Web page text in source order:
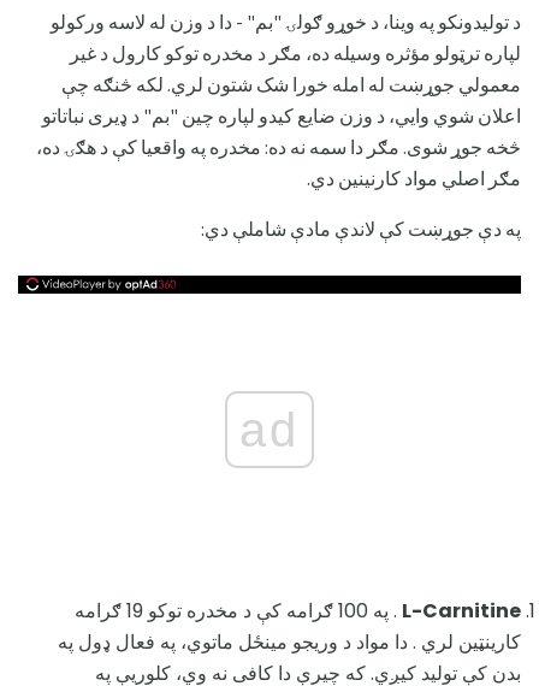
د تولیدونکو په وینا، د خوړو ګولۍ "بم" - دا د وزن له لاسه ورکولو
لپاره ترټولو مؤثره وسیله ده، مګر د مخدره توکو کارول د غیر
معمولي جوړښت له امله خورا شک شتون لري. لکه څنګه چې
اعلان شوي وايي، د وزن ضایع کیدو لپاره چین "بم" د ډیری نباتاتو
څخه جوړ شوی. مګر دا سمه نه ده: مخدره په واقعیا کې د هګۍ ده،
مګر اصلي مواد کارنینین دي.
په دې جوړښت کې لاندې مادې شاملې دي:
ad
L-Carnitine
. په 100 ګرامه کې د مخدره توکو 19 ګرامه
کارینټین لري . دا مواد د وریجو مینځل ماتوي، په فعال ډول په
بدن کې تولید کیږي. که چیرې دا کافی نه وي، کلوریې په